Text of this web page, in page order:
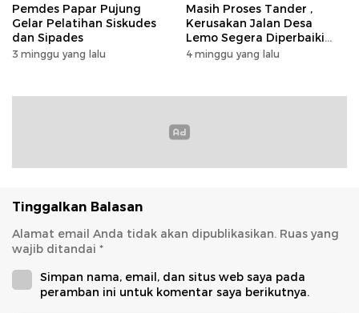
Pemdes Papar Pujung
Gelar Pelatihan Siskudes
dan Sipades
3 minggu yang lalu
Masih Proses Tander ,
Kerusakan Jalan Desa
Lemo Segera Diperbaiki
Tahun Ini
4 minggu yang lalu
Tinggalkan Balasan
Alamat email Anda tidak akan dipublikasikan. Ruas yang
wajib ditandai *
Simpan nama, email, dan situs web saya pada
peramban ini untuk komentar saya berikutnya.